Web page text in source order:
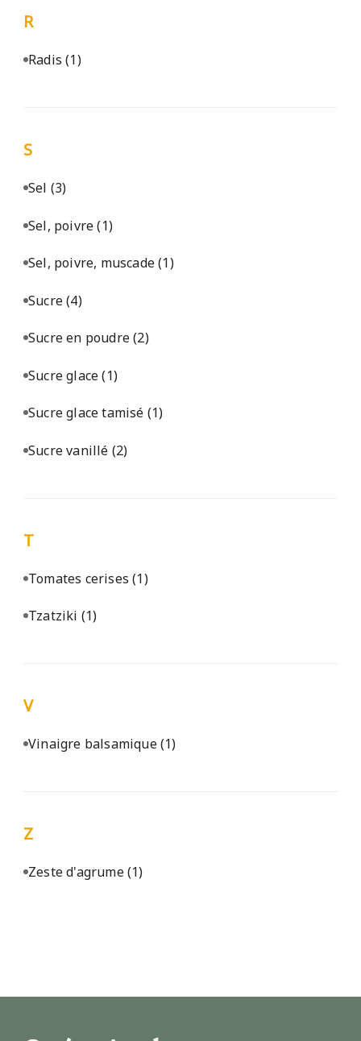
R
Radis(1)
S
Sel (3)
Sel, poivre(1)
Sel, poivre, muscade(1)
Sucre(4)
Sucre en poudre(2)
Sucre glace(1)
Sucre glace tamisé (1)
Sucre vanillé (2)
T
Tomates cerises(1)
Tzatziki (1)
V
Vinaigre balsamique(1)
Z
Zeste d'agrume(1)